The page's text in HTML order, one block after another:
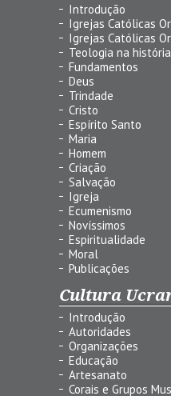
Introdução
Igrejas Católicas
Igrejas Católicas
Teologia na história
Fundamentos
Deus
Trindade
Cristo
Espírito Santo
Maria
Homem
Criação
Salvação
Igreja
Ecumenismo
Novíssimos
Espiritualidade
Moral
Publicações
Cultura
Introdução
Autoridades
Organizações
Educação
Artesanato
Corais e Grupos